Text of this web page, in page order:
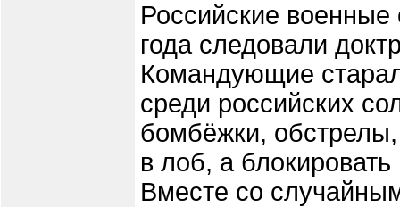
Российские
года следовали
Командующие
среди российских
бомбёжки, обстрелы,
в лоб, а
Вместе со